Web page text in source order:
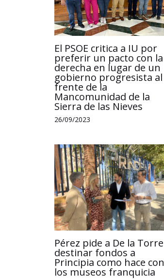
El PSOE critica a IU por
preferir un pacto con la
derecha en lugar de un
gobierno progresista al
frente de la
Mancomunidad de la
Sierra de las Nieves
26/09/2023
Pérez pide a De la Torre
destinar fondos a
Principia como hace con
los museos franquicia